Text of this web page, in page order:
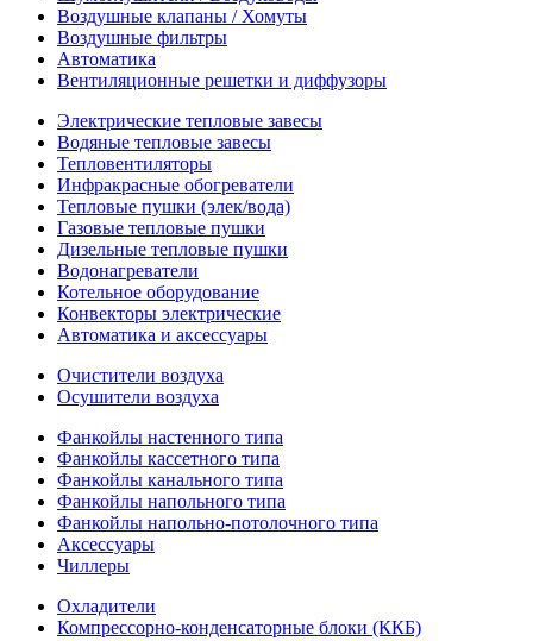
Воздушные клапаны / Хомуты
Воздушные фильтры
Автоматика
Вентиляционные решетки и диффузоры
Электрические тепловые завесы
Водяные тепловые завесы
Тепловентиляторы
Инфракрасные обогреватели
Тепловые пушки (элек/вода)
Газовые тепловые пушки
Дизельные тепловые пушки
Водонагреватели
Котельное оборудование
Конвекторы электрические
Автоматика и аксессуары
Очистители воздуха
Осушители воздуха
Фанкойлы настенного типа
Фанкойлы кассетного типа
Фанкойлы канального типа
Фанкойлы напольного типа
Фанкойлы напольно-потолочного типа
Аксессуары
Чиллеры
Охладители
Компрессорно-конденсаторные блоки (ККБ)